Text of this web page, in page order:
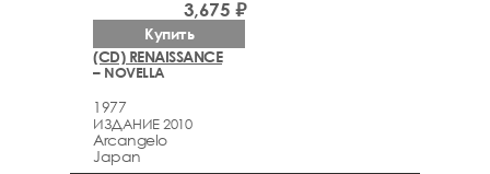
(CD) RENAISSANCE
– NOVELLA
1977
ИЗДАНИЕ 2010
Arcаngelo
Japan
3,675 ₽
Купить